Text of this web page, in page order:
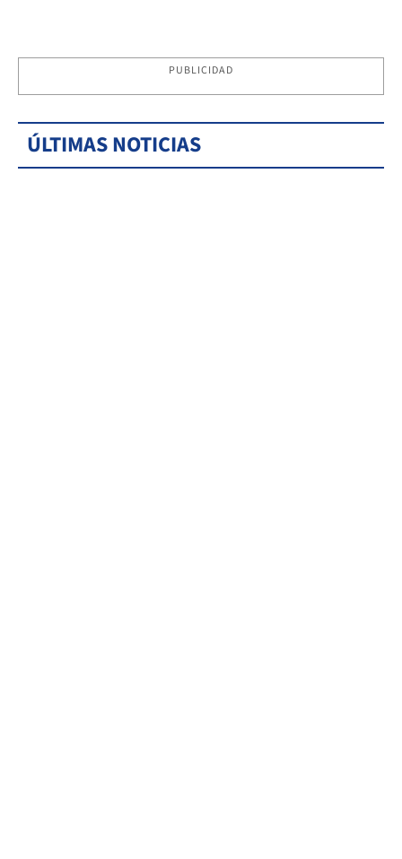
PUBLICIDAD
ÚLTIMAS NOTICIAS